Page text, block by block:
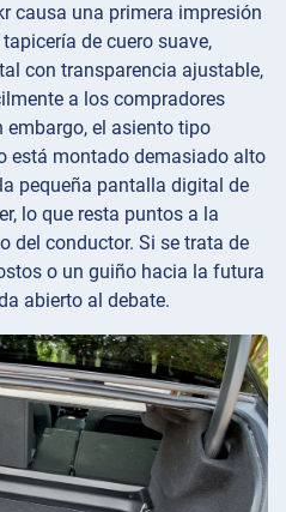
causa una primera impresión
de cuero suave,
con transparencia ajustable,
a los compradores
embargo, el asiento tipo
está montado demasiado alto
pequeña pantalla digital de
lo que resta puntos a la
del conductor. Si se trata de
o un guiño hacia la futura
abierto al debate.